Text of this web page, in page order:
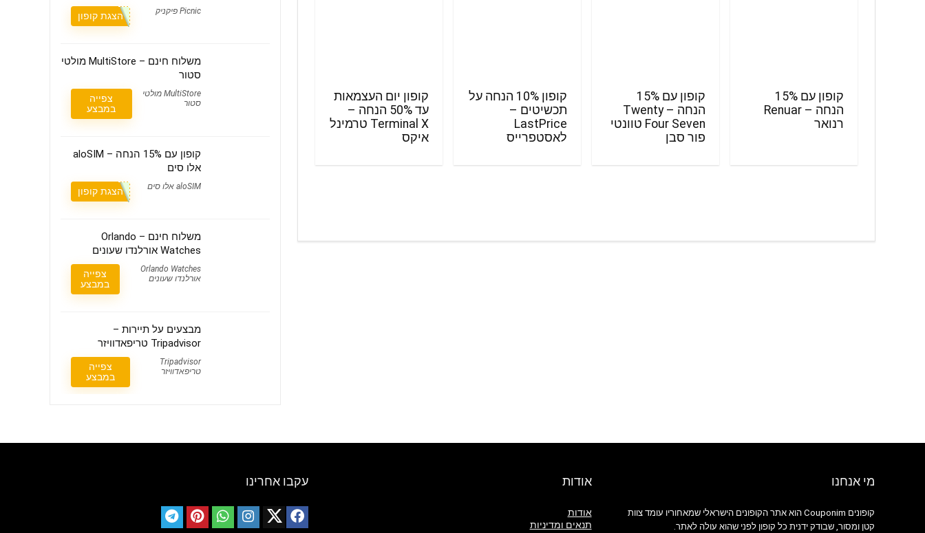
קופון עם 15%
הנחה – Renuar
רנואר
קופון עם 15%
הנחה – Twenty
Four Seven טוונטי
פור סבן
קופון 10% הנחה על
תכשיטים –
LastPrice
לאסטפרייס
קופון יום העצמאות
עד 50% הנחה –
Terminal X טרמינל
איקס
Picnic פיקניק הצגת קופון
משלוח חינם – MultiStore‎ מולטי
סטור
MultiStore‎ מולטי
סטור
צפייה
במבצע
קופון עם 15% הנחה – aloSIM
אלו סים
aloSIM אלו סים הצגת קופון
משלוח חינם – Orlando
Watches אורלנדו שעונים
Orlando Watches
אורלנדו שעונים
צפייה
במבצע
מבצעים על תיירות –
Tripadvisor טריפאדוויזר
Tripadvisor
טריפאדוויזר
צפייה
במבצע
מי אנחנו
קופונים Couponim הוא אתר הקופונים הישראלי שמאחוריו עומד צוות
קטן ומסור, שבודק ידנית כל קופון לפני שהוא עולה לאתר.
אודות
אודות
תנאים ומדיניות
עקבו אחרינו